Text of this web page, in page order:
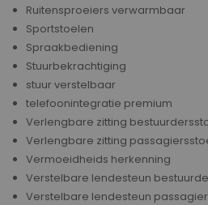
Ruitensproeiers verwarmbaar
Sportstoelen
Spraakbediening
Stuurbekrachtiging
stuur verstelbaar
telefoonintegratie premium
Verlengbare zitting
Verlengbare zitting
Vermoeidheids herkenning
Verstelbare lendesteun
Verstelbare lendesteun